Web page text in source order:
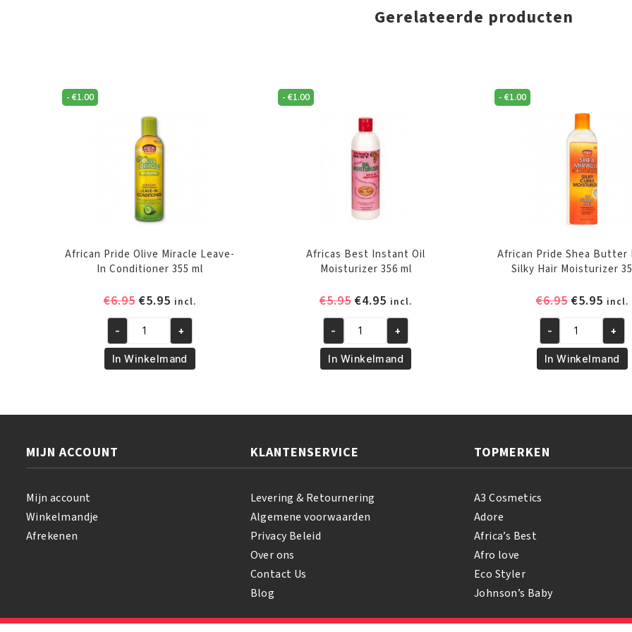
Gerelateerde producten
- €1.00
African Pride Olive Miracle Leave-
In Conditioner 355 ml
€6.95 Oorspronkelijke
was:
€6.95.
€5.95Huidige
prijs
is:
€5.95.
incl.
African
Pride
Olive
355
ml
- +
In Winkelmand
-€1.00
Africas Best Instant Oil
Moisturizer 356 ml
€5.95Oorspronkelijke
was:
€5.95.
€4.95 Huidige
prijs
is:
€4.95.
incl.
Africas
Best
Instant
aantal
- +
In Winkelmand
- €1.00
African Pride Shea Butter
Silky Hair Moisturizer
€6.95
was:
€6.95.
€5.95
prijs
is:
€5.95.
incl.
African
Pride
Shea
Moisturizer
355
- +
In Winkelmand
MIJN ACCOUNT
Mijn account
Winkelmandje
Afrekenen
KLANTENSERVICE
Levering & Retournering
Algemene voorwaarden
Privacy Beleid
Over ons
Contact Us
Blog
TOPMERKEN
A3 Cosmetics
Adore
Africa’s Best
Afro love
Eco Styler
Johnson’s Baby